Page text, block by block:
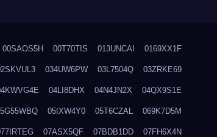
00SAOS5H 00T70TIS 013UNCAI 0169XX1F
034UW6PW 03L7504Q 03ZRKE69
04LI8DHX 04N4JN2X 04QX9S1E
05IXW4Y0 05T6CZAL 069K7D5M
07ASX5QF 07BDB1DD 07FH6X4N